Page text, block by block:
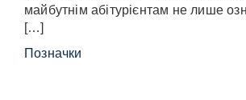
майбутнім абітурієнтам не лише
[…]
Позначки